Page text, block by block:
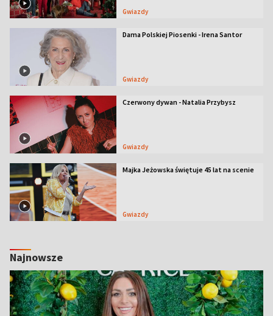
Gwiazdy
Dama Polskiej Piosenki - Irena Santor
Gwiazdy
Czerwony dywan - Natalia Przybysz
Gwiazdy
Majka Jeżowska świętuje 45 lat na scenie
Gwiazdy
Najnowsze